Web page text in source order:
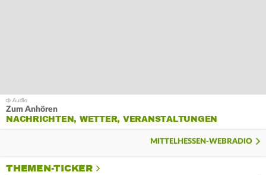
Zum Anhören
NACHRICHTEN, WETTER, VERANSTALTUNGEN
MITTELHESSEN-WEBRADIO
THEMEN-TICKER